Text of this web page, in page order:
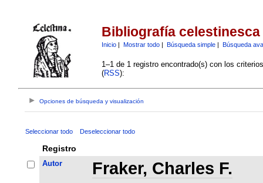
Bibliografía celestinesca
Inicio| Mostrar todo| Búsqueda simple| Búsqueda
1–1 de 1 registro encontrado(s) con los
(RSS):
Opciones de búsqueda y visualización
Seleccionar todo Deseleccionar todo
Registro
Autor Fraker, Charles F.